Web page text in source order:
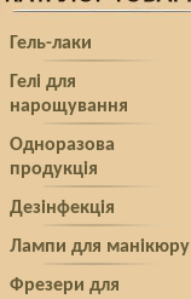
Гель-лаки
Гелі для
нарощування
Одноразова
продукція
Дезінфекція
Лампи для манікюру
Фрезери для